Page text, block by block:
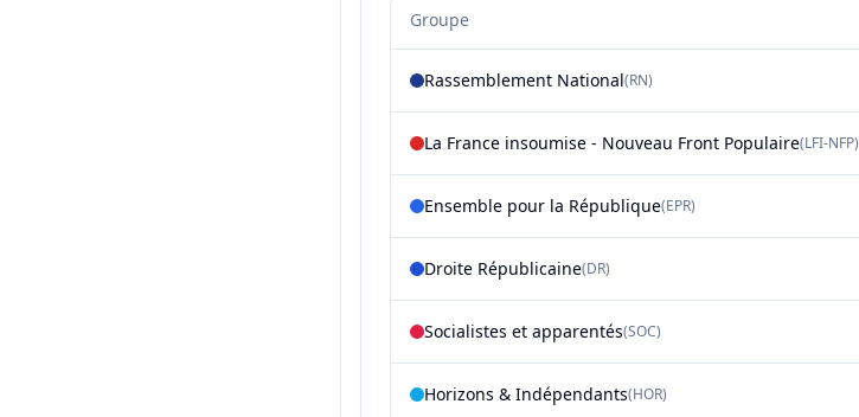
Groupe
Rassemblement National(RN)
La France insoumise - Nouveau Front Populaire(LFI-NFP)
Ensemble pour la République(EPR)
Droite Républicaine(DR)
Socialistes et apparentés(SOC)
Horizons & Indépendants(HOR)